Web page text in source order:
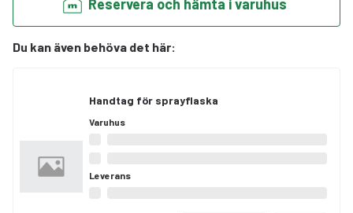
Reservera och hämta i varuhus
Du kan även behöva det här:
Handtag för sprayflaska
Varuhus
Leverans